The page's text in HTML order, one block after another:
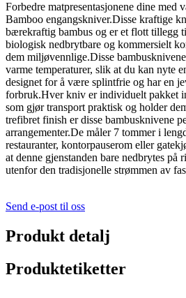
Forbedre matpresentasjonene dine med
Bamboo engangskniver.Disse kraftige
bærekraftig bambus og er et flott tillegg
biologisk nedbrytbare og kommersielt
dem miljøvennlige.Disse
varme temperaturer, slik at du kan nyte
designet for å være splintfrie og har en
forbruk.Hver kniv er individuelt pakket
som gjør transport praktisk og holder
trefibret finish er disse bambusknivene
arrangementer.De måler 7 tommer i
restauranter, kontorpauserom eller
at denne gjenstanden bare nedbrytes på
utenfor den tradisjonelle strømmen av
Send e-post til oss
Produkt detalj
Produktetiketter